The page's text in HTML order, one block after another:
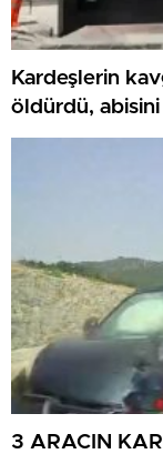
Kardeşlerin
öldürdü, abisini
3 ARACIN